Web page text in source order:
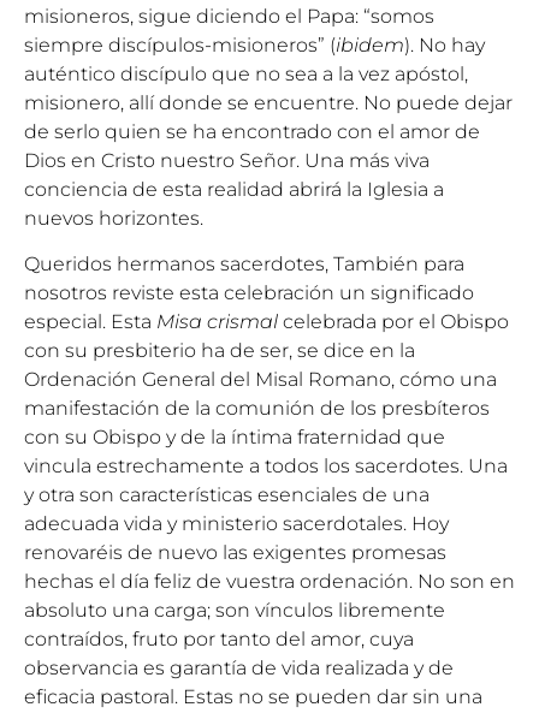
misioneros, sigue diciendo el Papa: “somos
siempre discípulos-misioneros” (ibidem). No hay
auténtico discípulo que no sea a la vez apóstol,
misionero, allí donde se encuentre. No puede dejar
de serlo quien se ha encontrado con el amor de
Dios en Cristo nuestro Señor. Una más viva
conciencia de esta realidad abrirá la Iglesia a
nuevos horizontes.
Queridos hermanos sacerdotes, También para
nosotros reviste esta celebración un significado
especial. Esta Misa crismal celebrada por el Obispo
con su presbiterio ha de ser, se dice en la
Ordenación General del Misal Romano, cómo una
manifestación de la comunión de los presbíteros
con su Obispo y de la íntima fraternidad que
vincula estrechamente a todos los sacerdotes. Una
y otra son características esenciales de una
adecuada vida y ministerio sacerdotales. Hoy
renovaréis de nuevo las exigentes promesas
hechas el día feliz de vuestra ordenación. No son en
absoluto una carga; son vínculos libremente
contraídos, fruto por tanto del amor, cuya
observancia es garantía de vida realizada y de
eficacia pastoral. Estas no se pueden dar sin una